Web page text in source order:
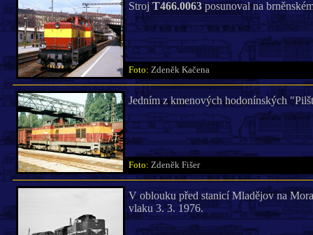
StrojT466.0063posunoval na
Foto: Zdeněk Kačena
Jedním z kmenových hodonínských
Foto: Zdeněk Fišer
V oblouku před stanicí Mladějov na
vlaku 3. 3. 1976.